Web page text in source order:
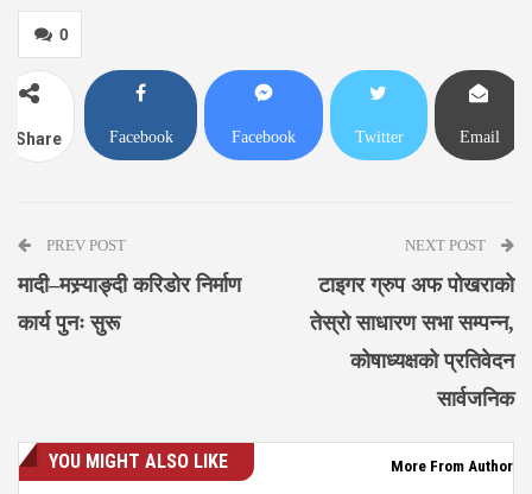
0
Share Facebook Facebook Twitter Email
PREV POST
मादी–मस्र्याङ्दी करिडोर निर्माण
कार्य पुनः सुरू
NEXT POST
टाइगर ग्रुप अफ पोखराको
तेस्रो साधारण सभा सम्पन्न,
कोषाध्यक्षको प्रतिवेदन
सार्वजनिक
YOU MIGHT ALSO LIKE More From Author